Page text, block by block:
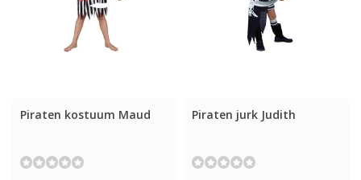
Piraten kostuum Maud Piraten jurk Judith